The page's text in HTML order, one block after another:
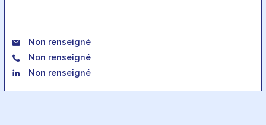
-
Non renseigné
Non renseigné
Non renseigné